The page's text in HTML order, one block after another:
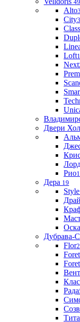
49
Alto3
City3
Loft1
Next
Двери
Рио1
Дера 19
Дубрава-
Flor2
Foret
Рада